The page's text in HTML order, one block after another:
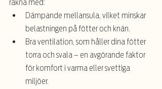
räkna med:
Dämpande mellansula, vilket minskar
belastningen på fötter och knän.
Bra ventilation, som håller dina fötter
torra och svala – en avgörande faktor
för komfort i varma eller svettiga
miljöer.